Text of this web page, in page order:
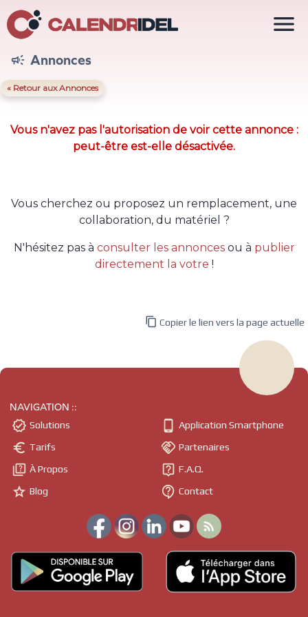
 Annonces
« Retour aux Annonces
Vous n'avez pas l'autorisation de voir cette annonce :
peut-être est-elle désactivée.
Vous cherchez ou proposez un remplacement, une
collaboration, du matériel ?
N'hésitez pas à consulter les annoncesou à publier
directement la votre !

 Copier le lien vers la page actuelle
NAVIGATION ::
 Solutions
 Tarifs
 À Propos
 Blog
 Application Smartphone
 Partenaires
 F.A.Q.
 Contact
